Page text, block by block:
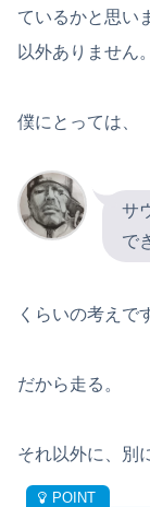
ているかと思い
以外ありません。
僕にとっては、
サ
で
くらいの考えで
だから走る。
それ以外に、別